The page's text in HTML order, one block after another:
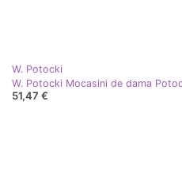
W. Potocki
W. Potocki Mocasini de dama
51,47 €